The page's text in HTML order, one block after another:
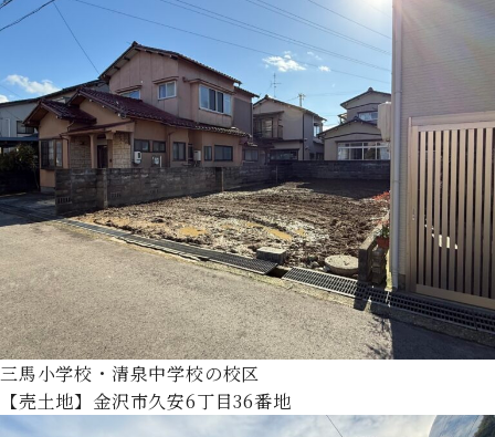
三馬小学校・清泉中学校の校区
【売土地】金沢市久安6丁目36番地